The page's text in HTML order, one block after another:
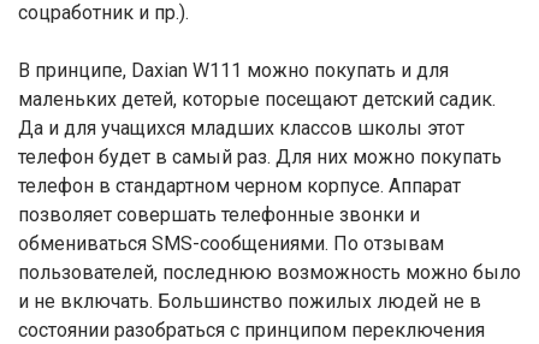
соцработник и пр.).
В принципе, Daxian W111 можно покупать и для
маленьких детей, которые посещают детский садик.
Да и для учащихся младших классов школы этот
телефон будет в самый раз. Для них можно покупать
телефон в стандартном черном корпусе. Аппарат
позволяет совершать телефонные звонки и
обмениваться SMS-сообщениями. По отзывам
пользователей, последнюю возможность можно было
и не включать. Большинство пожилых людей не в
состоянии разобраться с принципом переключения